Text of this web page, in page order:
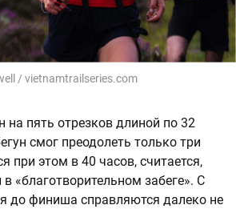
/ vietnamtrailseries.com
на пять отрезков длиной по 32
смог преодолеть только три
при этом в 40 часов, считается,
«благотворительном забеге». С
до финиша справляются далеко не